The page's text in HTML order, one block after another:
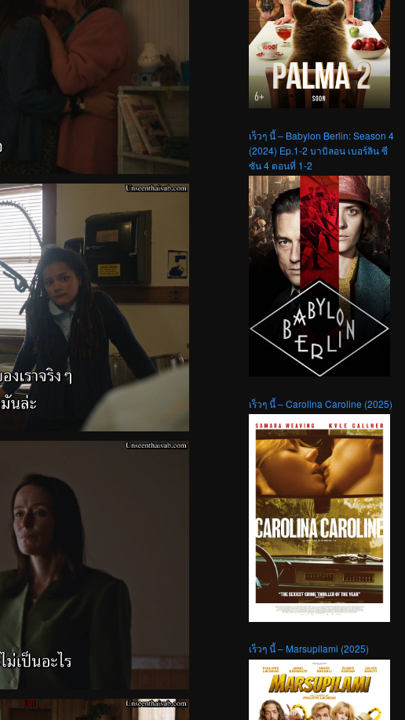
เร็วๆ นี้ – Babylon Berlin: Season 4
(2024) Ep.1-2 บาบิลอน เบอร์ลิน ซี
ซัน 4 ตอนที่ 1-2
เร็วๆ นี้ – Carolina Caroline (2025)
เร็วๆ นี้ – Marsupilami (2025)